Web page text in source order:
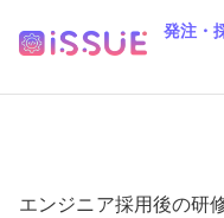
発注・
エンジニア採用後の研